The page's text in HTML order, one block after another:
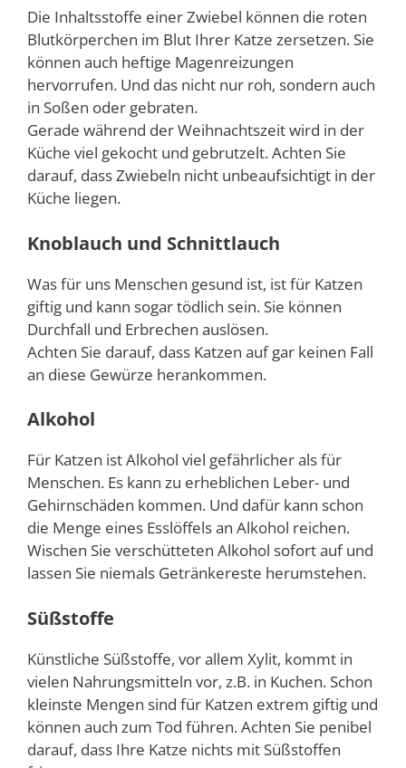
Die Inhaltsstoffe einer Zwiebel können die roten
Blutkörperchen im Blut Ihrer Katze zersetzen. Sie
können auch heftige Magenreizungen
hervorrufen. Und das nicht nur roh, sondern auch
in Soßen oder gebraten.
Gerade während der Weihnachtszeit wird in der
Küche viel gekocht und gebrutzelt. Achten Sie
darauf, dass Zwiebeln nicht unbeaufsichtigt in der
Küche liegen.
Knoblauch und Schnittlauch
Was für uns Menschen gesund ist, ist für Katzen
giftig und kann sogar tödlich sein. Sie können
Durchfall und Erbrechen auslösen.
Achten Sie darauf, dass Katzen auf gar keinen Fall
an diese Gewürze herankommen.
Alkohol
Für Katzen ist Alkohol viel gefährlicher als für
Menschen. Es kann zu erheblichen Leber- und
Gehirnschäden kommen. Und dafür kann schon
die Menge eines Esslöffels an Alkohol reichen.
Wischen Sie verschütteten Alkohol sofort auf und
lassen Sie niemals Getränkereste herumstehen.
Süßstoffe
Künstliche Süßstoffe, vor allem Xylit, kommt in
vielen Nahrungsmitteln vor, z.B. in Kuchen. Schon
kleinste Mengen sind für Katzen extrem giftig und
können auch zum Tod führen. Achten Sie penibel
darauf, dass Ihre Katze nichts mit Süßstoffen